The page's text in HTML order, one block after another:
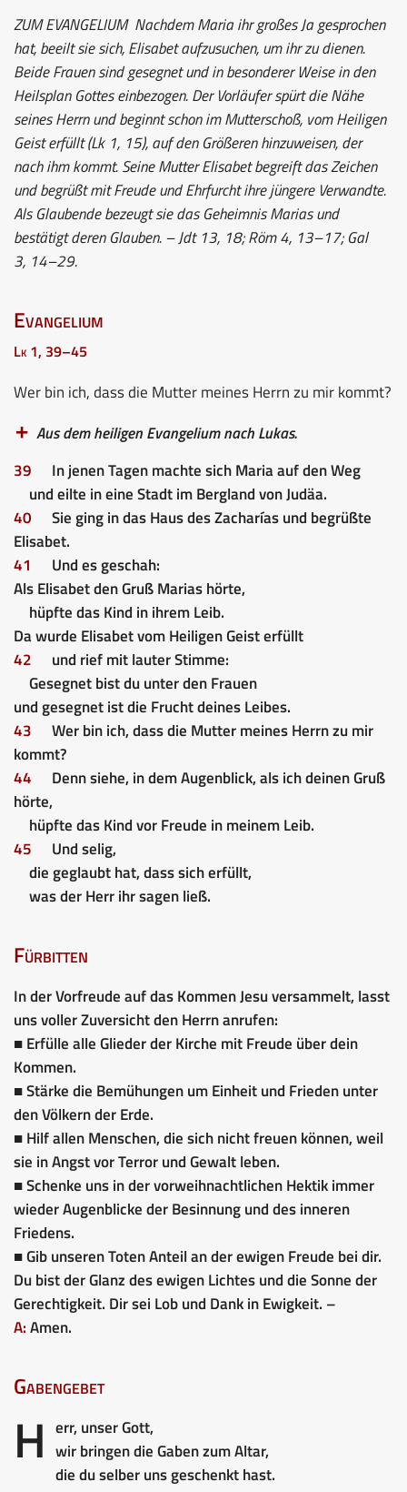
ZUM EVANGELIUMNachdem Maria ihr großes Ja gesprochen
hat, beeilt sie sich, Elisabet aufzusuchen, um ihr zu dienen.
Beide Frauen sind gesegnet und in besonderer Weise in den
Heilsplan Gottes einbezogen. Der Vorläufer spürt die Nähe
seines Herrn und beginnt schon im Mutterschoß, vom Heiligen
Geist erfüllt (Lk 1, 15), auf den Größeren hinzuweisen, der
nach ihm kommt. Seine Mutter Elisabet begreift das Zeichen
und begrüßt mit Freude und Ehrfurcht ihre jüngere Verwandte.
Als Glaubende bezeugt sie das Geheimnis Marias und
bestätigt deren Glauben. – Jdt 13, 18; Röm 4, 13–17; Gal
3, 14–29.
Evangelium
Lk 1, 39–45
Wer bin ich, dass die Mutter meines Herrn zu mir kommt?
Aus dem heiligen Evangelium nach Lukas.
39
In jenen Tagen machte sich Maria auf den Weg
und eilte in eine Stadt im Bergland von Judäa.
40
Sie ging in das Haus des Zacharías und begrüßte
Elisabet.
41
Und es geschah:
Als Elisabet den Gruß Marias hörte,
hüpfte das Kind in ihrem Leib.
Da wurde Elisabet vom Heiligen Geist erfüllt
42
und rief mit lauter Stimme:
Gesegnet bist du unter den Frauen
und gesegnet ist die Frucht deines Leibes.
43
Wer bin ich, dass die Mutter meines Herrn zu mir
kommt?
44
Denn siehe, in dem Augenblick, als ich deinen Gruß
hörte,
hüpfte das Kind vor Freude in meinem Leib.
45
Und selig,
die geglaubt hat, dass sich erfüllt,
was der Herr ihr sagen ließ.
Fürbitten
In der Vorfreude auf das Kommen Jesu versammelt, lasst
uns voller Zuversicht den Herrn anrufen:
■ Erfülle alle Glieder der Kirche mit Freude über dein
Kommen.
■ Stärke die Bemühungen um Einheit und Frieden unter
den Völkern der Erde.
■ Hilf allen Menschen, die sich nicht freuen können, weil
sie in Angst vor Terror und Gewalt leben.
■ Schenke uns in der vorweihnachtlichen Hektik immer
wieder Augenblicke der Besinnung und des inneren
Friedens.
■ Gib unseren Toten Anteil an der ewigen Freude bei dir.
Du bist der Glanz des ewigen Lichtes und die Sonne der
Gerechtigkeit. Dir sei Lob und Dank in Ewigkeit. –
A:Amen.
Gabengebet
H err, unser Gott,
wir bringen die Gaben zum Altar,
die du selber uns geschenkt hast.